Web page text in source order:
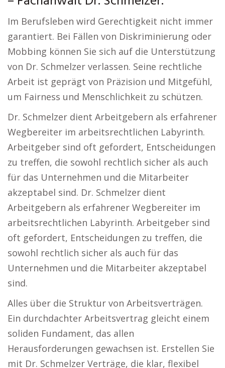
Im Berufsleben wird Gerechtigkeit nicht immer
garantiert. Bei Fällen von Diskriminierung oder
Mobbing können Sie sich auf die Unterstützung
von Dr. Schmelzer verlassen. Seine rechtliche
Arbeit ist geprägt von Präzision und Mitgefühl,
um Fairness und Menschlichkeit zu schützen.
Dr. Schmelzer dient Arbeitgebern als erfahrener
Wegbereiter im arbeitsrechtlichen Labyrinth.
Arbeitgeber sind oft gefordert, Entscheidungen
zu treffen, die sowohl rechtlich sicher als auch
für das Unternehmen und die Mitarbeiter
akzeptabel sind. Dr. Schmelzer dient
Arbeitgebern als erfahrener Wegbereiter im
arbeitsrechtlichen Labyrinth. Arbeitgeber sind
oft gefordert, Entscheidungen zu treffen, die
sowohl rechtlich sicher als auch für das
Unternehmen und die Mitarbeiter akzeptabel
sind.
Alles über die Struktur von Arbeitsverträgen.
Ein durchdachter Arbeitsvertrag gleicht einem
soliden Fundament, das allen
Herausforderungen gewachsen ist. Erstellen Sie
mit Dr. Schmelzer Verträge, die klar, flexibel